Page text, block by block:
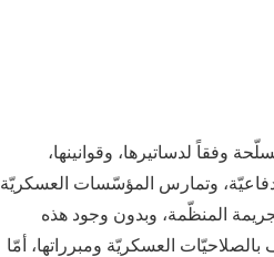
وفقاً لدساتيرها، وقوانينها،
وتمارس المؤسّسات العسكريّة
المنظّمة، وبدون وجود هذه
العسكريّة ومبرراتها، أمّا